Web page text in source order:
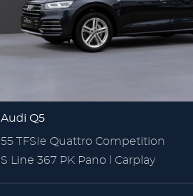
Audi Q5
55 TFSIe Quattro Competition
S Line 367 PK Pano l Carplay